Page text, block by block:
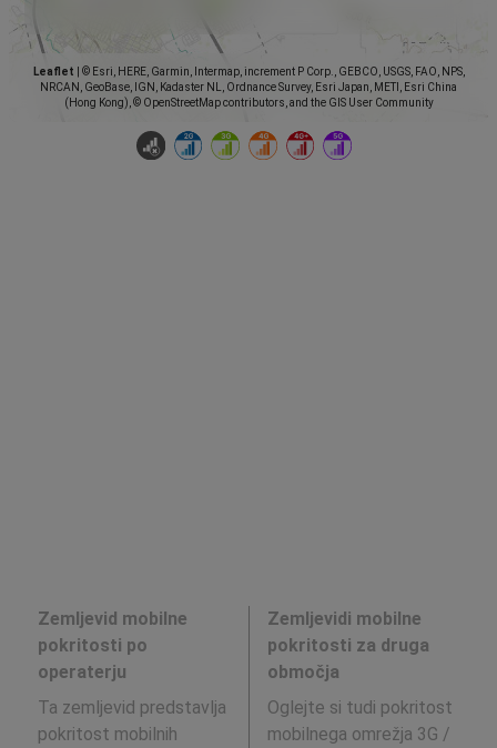
Leaflet
© Esri, HERE, Garmin, Intermap, increment P Corp., GEBCO, USGS, FAO, NPS,
NRCAN, GeoBase, IGN, Kadaster NL, Ordnance Survey, Esri Japan, METI, Esri China
(Hong Kong), © OpenStreetMap contributors, and the GIS User Community
Zemljevid mobilne
pokritosti po
operaterju
Ta zemljevid predstavlja
pokritost mobilnih
Zemljevidi mobilne
pokritosti za druga
območja
Oglejte si tudi pokritost
mobilnega omrežja 3G /